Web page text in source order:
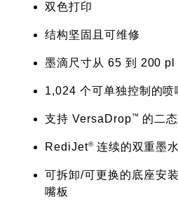
双色打印
结构坚固且可维修
墨滴尺寸从 65 到 200 pl
1,024 个可单独控制的喷
支持 VersaDrop™ 的二
RediJet® 连续的双重墨
可拆卸/可更换的底座安
嘴板